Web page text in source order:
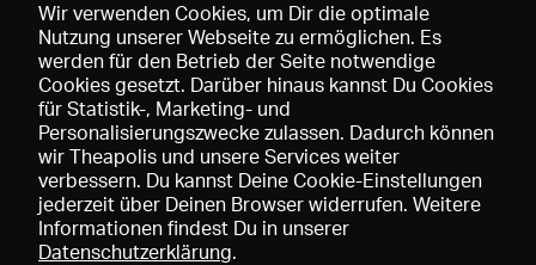
Speichern
Wir verwenden Cookies, um Dir die optimale
Nutzung unserer Webseite zu ermöglichen. Es
werden für den Betrieb der Seite notwendige
Cookies gesetzt. Darüber hinaus kannst Du Cookies
für Statistik-, Marketing- und
Personalisierungszwecke zulassen. Dadurch können
wir Theapolis und unsere Services weiter
verbessern. Du kannst Deine Cookie-Einstellungen
jederzeit über Deinen Browser widerrufen. Weitere
Informationen findest Du in unserer
Datenschutzerklärung.